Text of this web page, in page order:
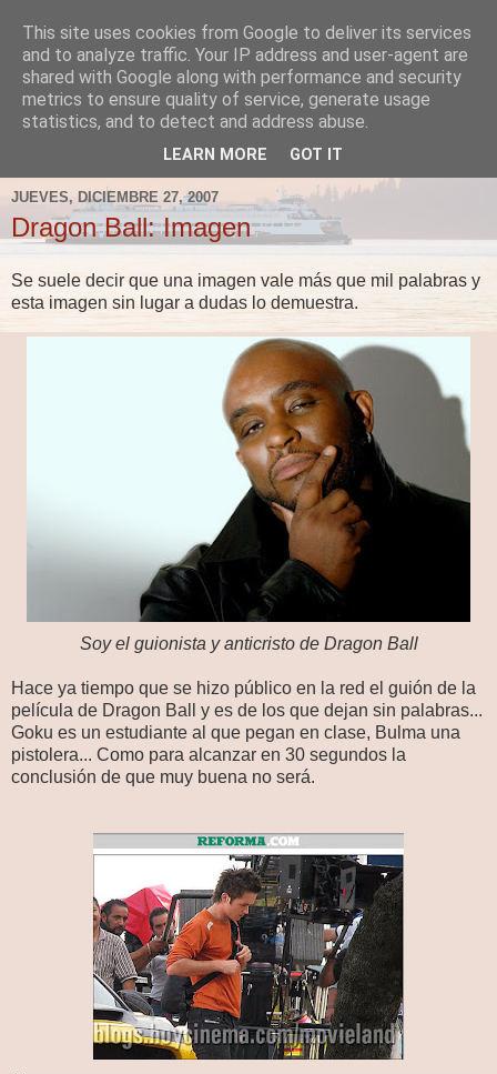
Fergus el Destructor
Blog sobre lo que le apetece escribir a Fergus, en el caso
de que le apetezca escribir.
JUEVES, DICIEMBRE 27, 2007
Dragon Ball: Imagen
Se suele decir que una imagen vale más que mil palabras y
esta imagen sin lugar a dudas lo demuestra.
Soy el guionista y anticristo de Dragon Ball
Hace ya tiempo que se hizo público en la red el guión de la
película de Dragon Ball y es de los que dejan sin palabras...
Goku es un estudiante al que pegan en clase, Bulma una
pistolera... Como para alcanzar en 30 segundos la
conclusión de que muy buena no será.
This site uses cookies from Google to deliver its services
and to analyze traffic. Your IP address and user-agent are
shared with Google along with performance and security
metrics to ensure quality of service, generate usage
statistics, and to detect and address abuse.
LEARN MORE GOT IT